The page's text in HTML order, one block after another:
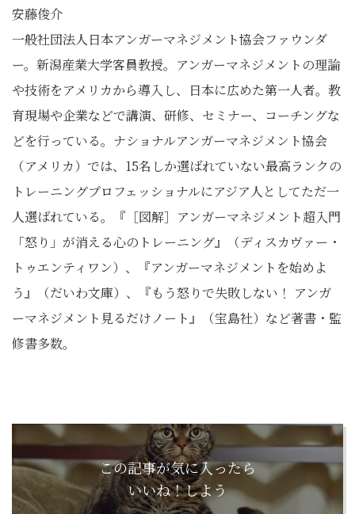
安藤俊介
一般社団法人日本アンガーマネジメント協会ファウンダ
ー。新潟産業大学客員教授。アンガーマネジメントの理論
や技術をアメリカから導入し、日本に広めた第一人者。教
育現場や企業などで講演、研修、セミナー、コーチングな
どを行っている。ナショナルアンガーマネジメント協会
（アメリカ）では、15名しか選ばれていない最高ランクの
トレーニングプロフェッショナルにアジア人としてただ一
人選ばれている。『［図解］アンガーマネジメント超入門
「怒り」が消える心のトレーニング』（ディスカヴァー・
トゥエンティワン）、『アンガーマネジメントを始めよ
う』（だいわ文庫）、『もう怒りで失敗しない！ アンガ
ーマネジメント見るだけノート』（宝島社）など著書・監
修書多数。
この記事が気に入ったら
いいね！しよう